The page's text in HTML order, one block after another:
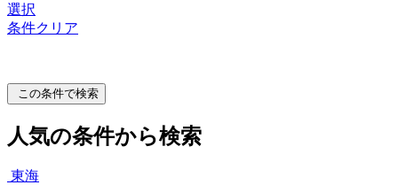
選択
条件クリア
この条件で検索
人気の条件から検索
東海